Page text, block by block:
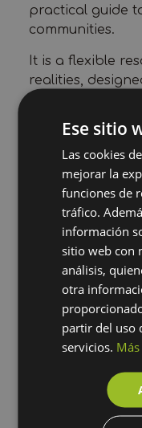
practical guide
communities.
It is a flexible
realities,
In it you will find:
Group
Exercises for
Keys to
The
between
creating
accompaniment.
https://doi.org/
A starting point
Ese sitio
Las cookies
mejorar la
funciones de
tráfico.
información
sitio web con
análisis,
otra
partir del uso
servicios.